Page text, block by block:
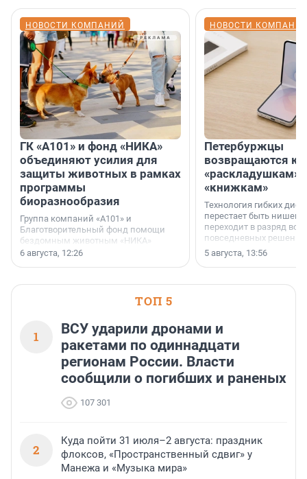
НОВОСТИ КОМПАНИЙ
ГК «А101» и фонд «НИКА»
объединяют усилия для
защиты животных в рамках
программы
биоразнообразия
Группа компаний «А101» и
Благотворительный фонд помощи
бездомным животным «НИКА»
заключили соглашение о
6 августа, 12:26
НОВОСТИ
Петербуржцы
возвращаются к
«раскладушкам»
«книжкам»
Технология гибких
перестает быть
переходит в разряд
повседневных
5 августа, 13:56
ТОП 5
1
ВСУ ударили дронами и
ракетами по одиннадцати
регионам России. Власти
сообщили о погибших и раненых
107 301
2
Куда пойти 31 июля–2 августа: праздник
флоксов, «Пространственный сдвиг» у
Манежа и «Музыка мира»